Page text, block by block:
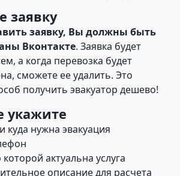
заявку
заявку, Вы должны быть
Вконтакте. Заявка будет
а когда перевозка будет
сможете ее удалить. Это
получить эвакуатор дешево!
укажите
куда нужна эвакуация
которой актуальна услуга
описание для расчета